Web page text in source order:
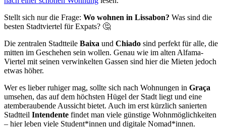
Stellt sich nur die Frage: Wo wohnen in Lissabon? Was sind die
besten Stadtviertel für Expats? 🤔
Die zentralen Stadtteile Baixa und Chiado sind perfekt für alle, die
mitten im Geschehen sein wollen. Genau wie im alten Alfama-
Viertel mit seinen verwinkelten Gassen sind hier die Mieten jedoch
etwas höher.
Wer es lieber ruhiger mag, sollte sich nach Wohnungen in Graça
umsehen, das auf dem höchsten Hügel der Stadt liegt und eine
atemberaubende Aussicht bietet. Auch im erst kürzlich sanierten
Stadtteil Intendente findet man viele günstige Wohnmöglichkeiten
– hier leben viele Student*innen und digitale Nomad*innen.